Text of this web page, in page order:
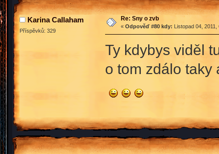
Karina Callaham
Příspěvků: 329
Re: Sny o zvb
« Odpověď #80 kdy: Listopad 04,
Ty kdybys viděl
o tom zdálo taky